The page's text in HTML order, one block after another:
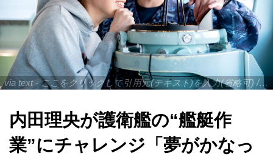
via text - ここをクリックして引用元(テキスト)を入力(省略可) / site.to.link.com - ここをクリックして引用元を入力(省略可)
内田理央が護衛艦の“艦艇作
業”にチャレンジ「夢がかなっ